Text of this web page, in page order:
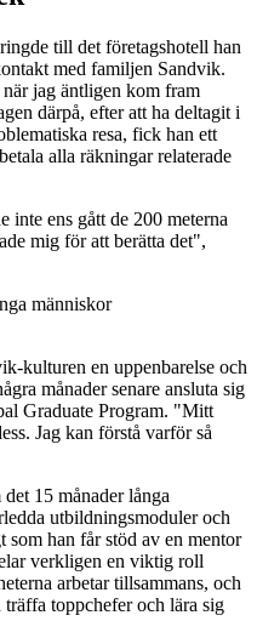
till det företagshotell han
med familjen Sandvik.
jag äntligen kom fram
därpå, efter att ha deltagit i
resa, fick han ett
alla räkningar relaterade
inte ens gått de 200 meterna
mig för att berätta det",
människor
kulturen en uppenbarelse och
månader senare ansluta sig
Graduate Program. "Mitt
Jag kan förstå varför så
15 månader långa
utbildningsmoduler och
som han får stöd av en mentor
verkligen en viktig roll
arbetar tillsammans, och
toppchefer och lära sig